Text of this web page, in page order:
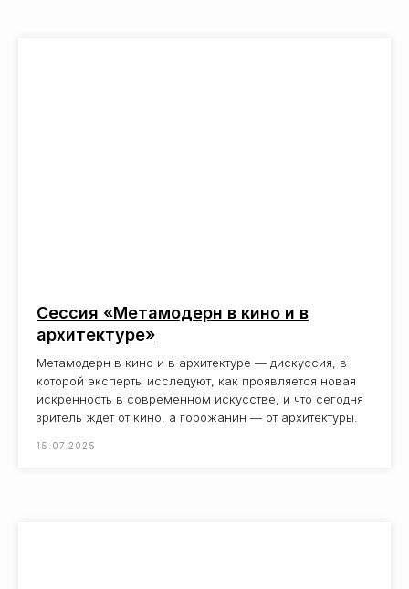
Сессия «Метамодерн в кино и в
архитектуре»
Метамодерн в кино и в архитектуре — дискуссия, в
которой эксперты исследуют, как проявляется новая
искренность в современном искусстве, и что сегодня
зритель ждет от кино, а горожанин — от архитектуры.
15.07.2025
На фестивале «День архитектора» вас ждет
целый ряд интересных мероприятий и ярких
впечатлений, в том числе:
В РАМКАХ
ФЕСТИВАЛЯ